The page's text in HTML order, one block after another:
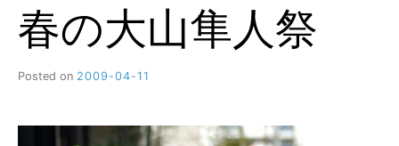
春の大山隼人祭
Posted on 2009-04-11
M